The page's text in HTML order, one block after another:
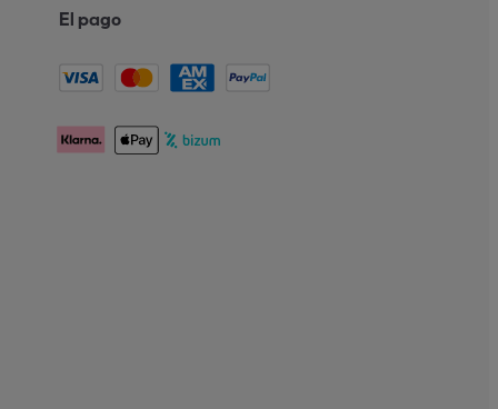
El pago